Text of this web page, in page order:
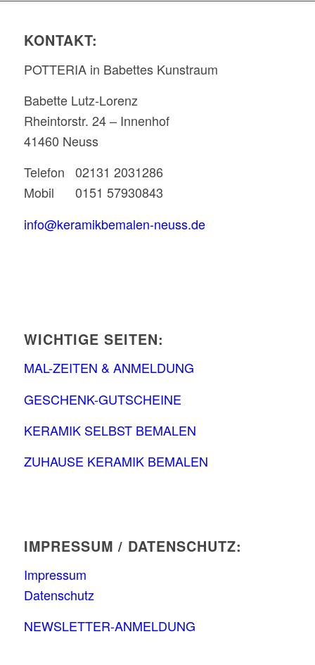
KONTAKT:
POTTERIA in Babettes Kunstraum
Babette Lutz-Lorenz
Rheintorstr. 24 – Innenhof
41460 Neuss
Telefon 02131 2031286
Mobil 0151 57930843
info@keramikbemalen-neuss.de
WICHTIGE SEITEN:
MAL-ZEITEN & ANMELDUNG
GESCHENK-GUTSCHEINE
KERAMIK SELBST BEMALEN
ZUHAUSE KERAMIK BEMALEN
IMPRESSUM / DATENSCHUTZ:
Impressum
Datenschutz
NEWSLETTER-ANMELDUNG